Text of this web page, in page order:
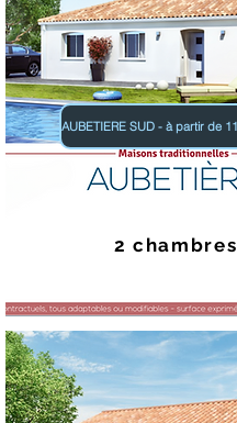
2 chambres